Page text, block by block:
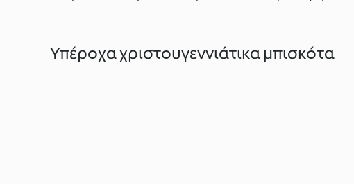
Υπέροχα χριστουγεννιάτικα μπισκότα